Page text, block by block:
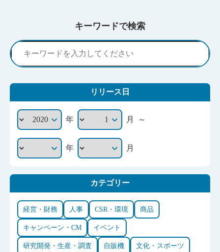
キーワードで検索
リリース日
年 月 ～
年 月
カテゴリー
経営・財務 人事 CSR・環境 商品
キャンペーン・CM イベント
研究開発・生産・調査 自販機 文化・スポーツ